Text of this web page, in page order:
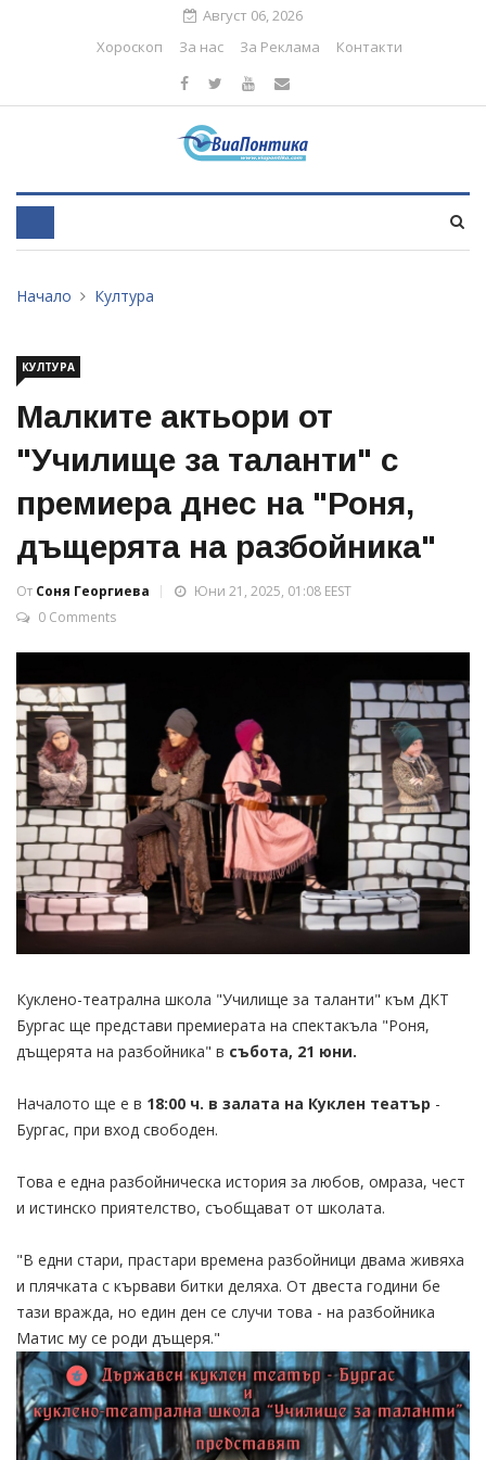
Август 06, 2026
Хороскоп
За нас За Реклама Контакти
Начало Култура
КУЛТУРА
Малките актьори от
"Училище за таланти" с
премиера днес на "Роня,
дъщерята на разбойника"
От Соня Георгиева
Юни 21, 2025, 01:08 EEST
0 Comments
Куклено-театрална школа "Училище за таланти" към ДКТ
Бургас ще представи премиерата на спектакъла "Роня,
дъщерята на разбойника" в събота, 21 юни.
Началото ще е в 18:00 ч. в залата на Куклен театър -
Бургас, при вход свободен.
Това е една разбойническа история за любов, омраза, чест
и истинско приятелство, съобщават от школата.
"В едни стари, прастари времена разбойници двама живяха
и плячката с кървави битки деляха. От двеста години бе
тази вражда, но един ден се случи това - на разбойника
Матис му се роди дъщеря."